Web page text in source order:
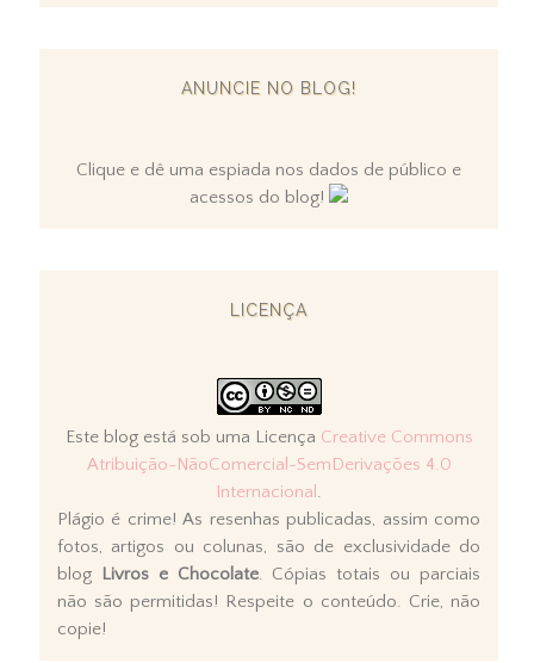
ANUNCIE NO BLOG!
Clique e dê uma espiada nos dados de público e
acessos do blog!
LICENÇA
Este blog está sob uma Licença Creative Commons
Atribuição-NãoComercial-SemDerivações 4.0
Internacional .
Plágio é crime! As resenhas publicadas, assim como
fotos, artigos ou colunas, são de exclusividade do
blog Livros e Chocolate. Cópias totais ou parciais
não são permitidas! Respeite o conteúdo. Crie, não
copie!